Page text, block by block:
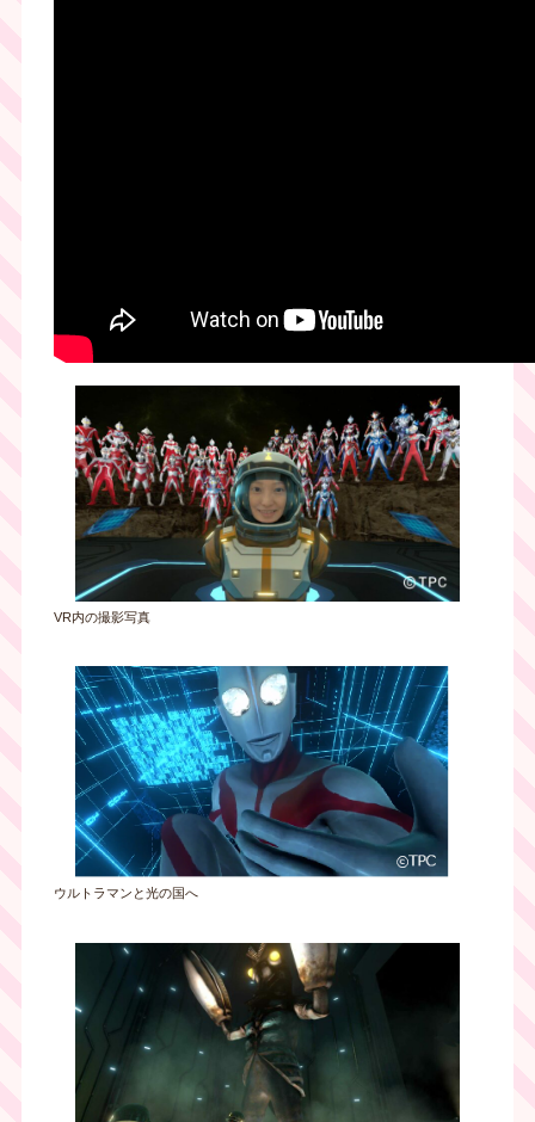
VR内の撮影写真
ウルトラマンと光の国へ